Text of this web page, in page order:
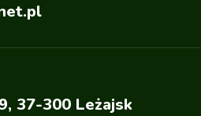
37-300 Leżajsk